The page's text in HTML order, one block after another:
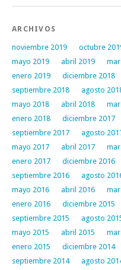
ARCHIVOS
noviembre 2019 octubre
mayo 2019
abril 2019
enero 2019
diciembre 2018
septiembre 2018
agosto
mayo 2018
abril 2018
enero 2018
diciembre 2017
septiembre 2017
agosto
mayo 2017
abril 2017
enero 2017
diciembre 2016
septiembre 2016
agosto
mayo 2016
abril 2016
enero 2016
diciembre 2015
septiembre 2015
agosto
mayo 2015
abril 2015
enero 2015
diciembre 2014
septiembre 2014
agosto